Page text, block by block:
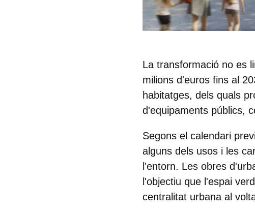
La transformació no es
milions d'euros fins al
habitatges, dels quals
d'equipaments públics,
Segons el calendari
alguns dels usos i les
l'entorn. Les obres
l'objectiu que l'espai
centralitat urbana al